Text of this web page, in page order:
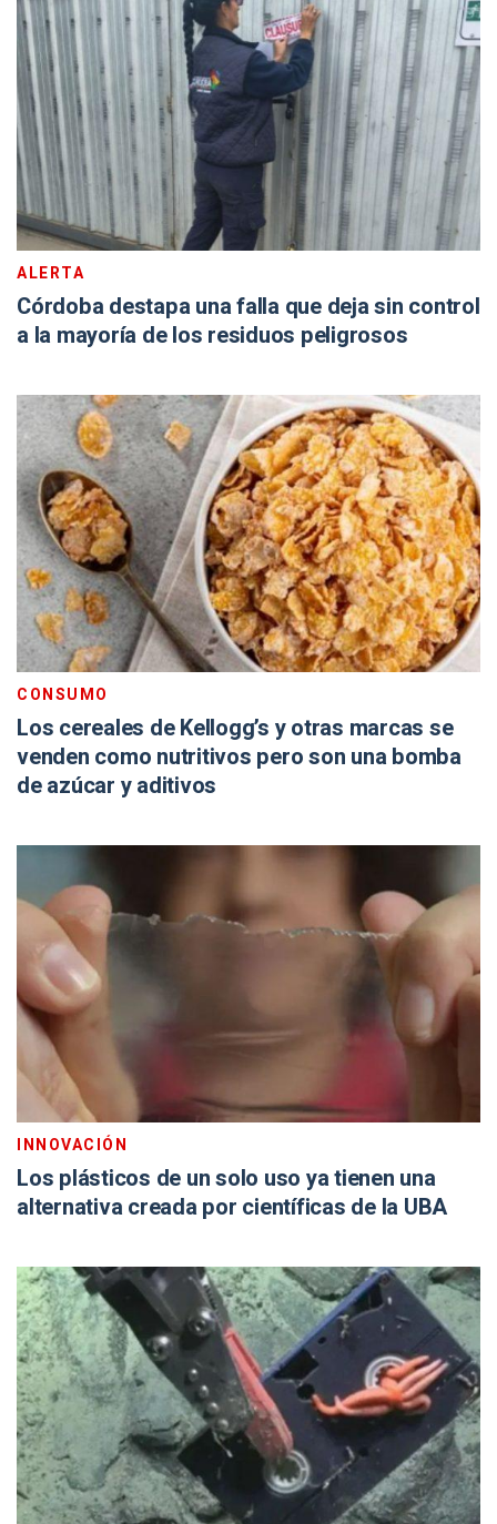
ALERTA
Córdoba destapa una falla que deja sin control
a la mayoría de los residuos peligrosos
CONSUMO
Los cereales de Kellogg’s y otras marcas se
venden como nutritivos pero son una bomba
de azúcar y aditivos
INNOVACIÓN
Los plásticos de un solo uso ya tienen una
alternativa creada por científicas de la UBA